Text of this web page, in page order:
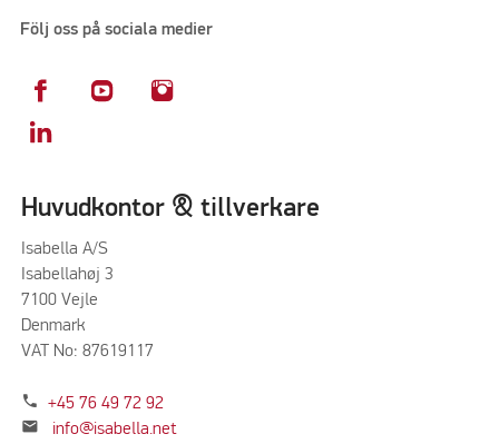
Följ oss på sociala medier
Huvudkontor & tillverkare
Isabella A/S
Isabellahøj 3
7100 Vejle
Denmark
VAT No: 87619117
phone +45 76 49 72 92
mail info@isabella.net